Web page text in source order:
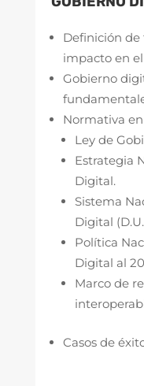
Definición
impacto en
Gobierno
Normativa
Ley de
Estrategia
Digital.
Sistema
Digital
Política
Digital al
Marco de
Casos de